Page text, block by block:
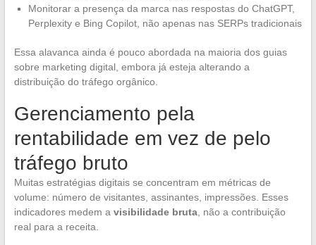
Monitorar a presença da marca nas respostas do ChatGPT,
Perplexity e Bing Copilot, não apenas nas SERPs tradicionais
Essa alavanca ainda é pouco abordada na maioria dos guias
sobre marketing digital, embora já esteja alterando a
distribuição do tráfego orgânico.
Gerenciamento pela
rentabilidade em vez de pelo
tráfego bruto
Muitas estratégias digitais se concentram em métricas de
volume: número de visitantes, assinantes, impressões. Esses
indicadores medem a visibilidade bruta, não a contribuição
real para a receita.